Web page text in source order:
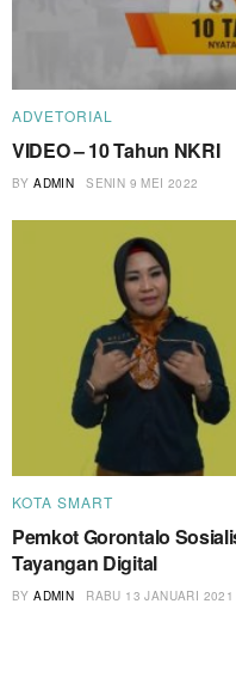
ADVETORIAL
VIDEO – 10 Tahun NKRI
BY ADMIN SENIN 9 MEI 2022
KOTA SMART
Pemkot Gorontalo
Tayangan Digital
BY ADMIN RABU 13 JANUARI 2021